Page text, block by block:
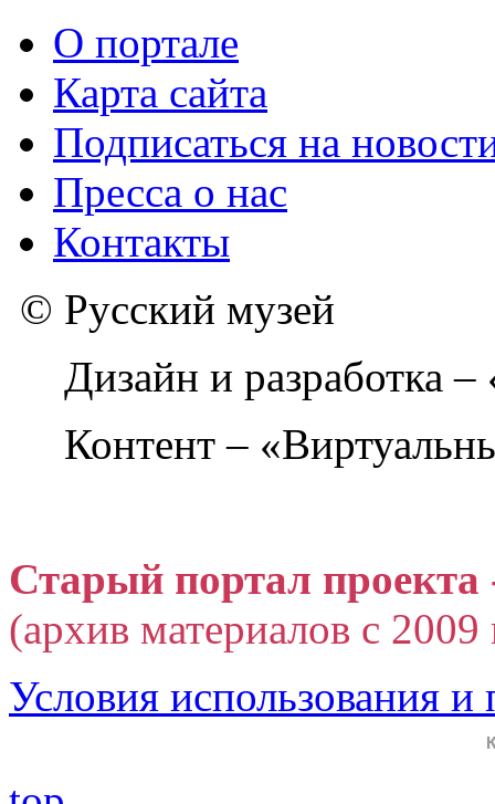
О портале
Карта сайта
Подписаться на
Пресса о нас
Контакты
© Русский музей
Дизайн и разработка
Контент –
Старый портал
(архив материалов с
Условия использования